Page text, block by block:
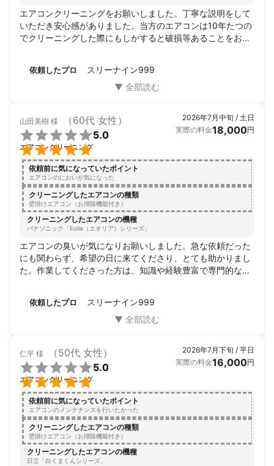
エアコンクリーニングをお願いしました。丁寧な説明をして
いただき安心感がありました。当方のエアコンは10年たつの
でクリーニングした際にもしかすると破損等あることをお話
していただき感謝です。
ありがとうございました。
依頼したプロ スリーナイン999
山田美樹 様 （60代 女性）


5.0
エアコンクリーニング
2026年7月中旬 / 土日
実際の料金18,000円
依頼前に気になっていたポイント
エアコンのにおいが気になった
クリーニングしたエアコンの種類
壁掛けエアコン（お掃除機能付き）
クリーニングしたエアコンの機種
パナソニック「Eolia（エオリア）シリーズ」
エアコンの臭いが気になりお願いしました。急な依頼だった
にも関わらず、希望の日に来てくださり、とても助かりまし
た。作業してくださった方は、知識や経験豊富で専門的な事
てもらい、料金も良心的で大変満足しています。また、他の
部屋のエアコンのクリーニングもお願いしたいと思います。
依頼したプロ スリーナイン999
仁平 様 （50代 女性）


5.0
エアコンクリーニング
2026年7月下旬 / 平日
実際の料金16,000円
依頼前に気になっていたポイント
エアコンのメンテナンスを行いたかった
クリーニングしたエアコンの種類
壁掛けエアコン（お掃除機能付き）
クリーニングしたエアコンの機種
日立「白くまくんシリーズ」